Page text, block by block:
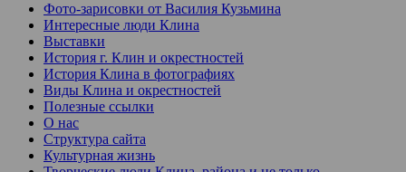
Фото-зарисовки от Василия Кузьмина
Интересные люди Клина
Выставки
История г. Клин и окрестностей
История Клина в фотографиях
Виды Клина и окрестностей
Полезные ссылки
О нас
Структура сайта
Культурная жизнь